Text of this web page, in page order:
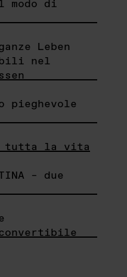
modo di
Leben
nel
pieghevole
tutta la vita
– due